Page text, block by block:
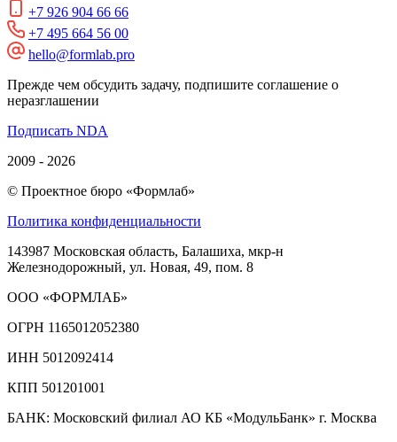
+7 926 904 66 66
+7 495 664 56 00
hello@formlab.pro
Прежде чем обсудить задачу, подпишите соглашение о
неразглашении
Подписать NDA
2009 - 2026
© Проектное бюро «Формлаб»
Политика конфиденциальности
143987 Московская область, Балашиха, мкр-н
Железнодорожный, ул. Новая, 49, пом. 8
ООО «ФОРМЛАБ»
ОГРН 1165012052380
ИНН 5012092414
КПП 501201001
БАНК: Московский филиал АО КБ «МодульБанк» г. Москва